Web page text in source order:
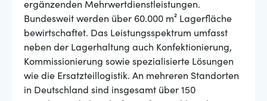
ergänzenden Mehrwertdienstleistungen.
Bundesweit werden über 60.000 m² Lagerfläche
bewirtschaftet. Das Leistungsspektrum umfasst
neben der Lagerhaltung auch Konfektionierung,
Kommissionierung sowie spezialisierte Lösungen
wie die Ersatzteillogistik. An mehreren Standorten
in Deutschland sind insgesamt über 150